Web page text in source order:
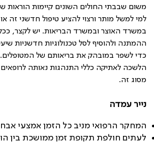
משום שבבתי החולים השונים קיימות הוראות
למי למשל מותר ורצוי להציע טיפול חדשני זה
במשרד האוצר ובמשרד הבריאות. יש לקצר,
ההמתנה ולהוסיף לסל טכנולוגיות חדשניות
כדי לשפר במובהק את בריאותם של
הלשכה לאתיקה כללי התנהגות נאותה
מסוג זה.
נייר עמדה
המחקר הרפואי מניב כל הזמן אמצעי
לעתים חולפת תקופת זמן ממושכת בין